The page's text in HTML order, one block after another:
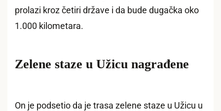
prolazi kroz četiri države i da bude dugačka oko
1.000 kilometara.
Zelene staze u Užicu nagrađene
On je podsetio da je trasa zelene staze u Užicu u